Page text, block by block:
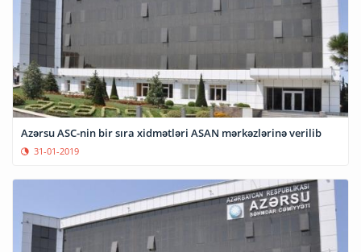
Azərsu ASC-nin bir sıra xidmətləri ASAN mərkəzlərinə verilib
31-01-2019